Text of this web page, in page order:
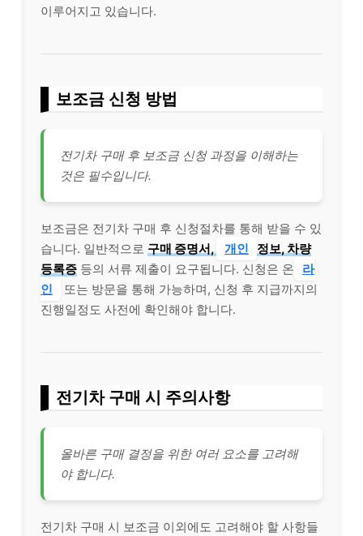
이루어지고 있습니다.
보조금 신청 방법
전기차 구매 후 보조금 신청 과정을 이해하는
것은 필수입니다.
보조금은 전기차 구매 후 신청절차를 통해 받을 수 있
습니다. 일반적으로 구매 증명서, 개인
정보, 차량
등록증 등의 서류 제출이 요구됩니다. 신청은 온
라
인
또는 방문을 통해 가능하며, 신청 후 지급까지의
진행일정도 사전에 확인해야 합니다.
전기차 구매 시 주의사항
올바른 구매 결정을 위한 여러 요소를 고려해
야 합니다.
전기차 구매 시 보조금 이외에도 고려해야 할 사항들